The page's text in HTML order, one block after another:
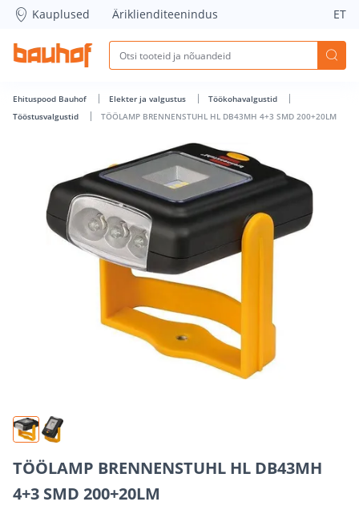
TÖÖLAMP BRENNENSTUHL HL DB43MH 4+3 SMD
Kauplused Äriklienditeenindus ET
Ehituspood Bauhof Elekter ja valgustus
Töökohavalgustid
Tööstusvalgustid
TÖÖLAMP BRENNENSTUHL HL DB43MH 4+3 SMD 200+20LM
TÖÖLAMP BRENNENSTUHL HL DB43MH
4+3 SMD 200+20LM